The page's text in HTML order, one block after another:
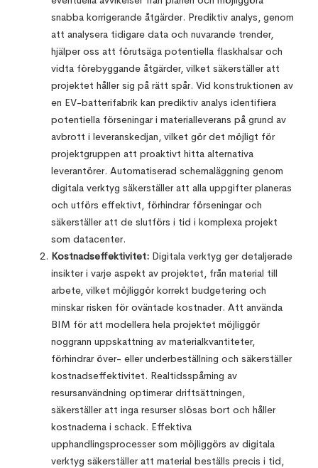
snabba korrigerande åtgärder. Prediktiv analys, genom
att analysera tidigare data och nuvarande trender,
hjälper oss att förutsäga potentiella flaskhalsar och
vidta förebyggande åtgärder, vilket säkerställer att
projektet håller sig på rätt spår. Vid konstruktionen av
en EV-batterifabrik kan prediktiv analys identifiera
potentiella förseningar i materialleverans på grund av
avbrott i leveranskedjan, vilket gör det möjligt för
projektgruppen att proaktivt hitta alternativa
leverantörer. Automatiserad schemaläggning genom
digitala verktyg säkerställer att alla uppgifter planeras
och utförs effektivt, förhindrar förseningar och
säkerställer att de slutförs i tid i komplexa projekt
som datacenter.
Kostnadseffektivitet: Digitala verktyg ger detaljerade
insikter i varje aspekt av projektet, från material till
arbete, vilket möjliggör korrekt budgetering och
minskar risken för oväntade kostnader. Att använda
BIM för att modellera hela projektet möjliggör
noggrann uppskattning av materialkvantiteter,
förhindrar över- eller underbeställning och säkerställer
kostnadseffektivitet. Realtidsspårning av
resursanvändning optimerar driftsättningen,
säkerställer att inga resurser slösas bort och håller
kostnaderna i schack. Effektiva
upphandlingsprocesser som möjliggörs av digitala
verktyg säkerställer att material beställs precis i tid,